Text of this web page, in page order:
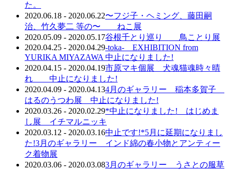
た。
2020.06.18 - 2020.06.22〜フジ子・ヘミング、藤田嗣
治、竹久夢二 等の〜 ねこ展
2020.05.09 - 2020.05.17谷根千とり巡り 鳥ことり展
2020.04.25 - 2020.04.29-toka- EXHIBITION from
YURIKA MIYAZAWA 中止になりました!
2020.04.15 - 2020.04.19市原マキ個展 犬魂猫魂時々晴
れ 中止になりました!
2020.04.09 - 2020.04.134月のギャラリー 稲本多賀子
はるのうつわ展 中止になりました!
2020.03.26 - 2020.02.29*中止になりました! はじめま
し展 イチマルニッキ
2020.03.12 - 2020.03.16中止です!*5月に延期になりまし
た!3月のギャラリー インド綿の春小物とアンティー
ク着物展
2020.03.06 - 2020.03.083月のギャラリー うさとの服草